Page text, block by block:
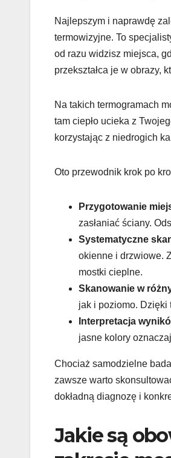
Najlepszym i naprawdę
termowizyjne. To
od razu widzisz miejsca,
przekształca je w obrazy,
Na takich termogramach
tam ciepło ucieka z
korzystając z niedrogich
Oto przewodnik krok po
Przygotowanie
zasłaniać ściany.
Systematyczne
okienne i drzwiowe.
mostki cieplne.
Skanowanie w
jak i poziomo. Dzięki
Interpretacja
jasne kolory
Chociaż samodzielne
zawsze warto
dokładną diagnozę i
Jakie są